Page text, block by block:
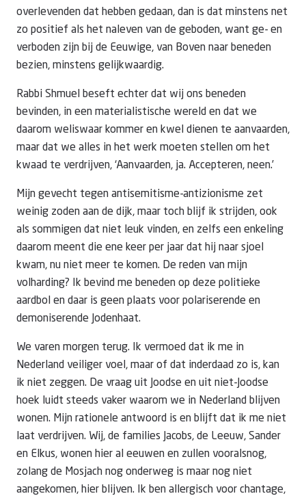
overlevenden dat hebben gedaan, dan is dat minstens net
zo positief als het naleven van de geboden, want ge- en
verboden zijn bij de Eeuwige, van Boven naar beneden
bezien, minstens gelijkwaardig.
Rabbi Shmuel beseft echter dat wij ons beneden
bevinden, in een materialistische wereld en dat we
daarom weliswaar kommer en kwel dienen te aanvaarden,
maar dat we alles in het werk moeten stellen om het
kwaad te verdrijven, ‘Aanvaarden, ja. Accepteren, neen.’
Mijn gevecht tegen antisemitisme-antizionisme zet
weinig zoden aan de dijk, maar toch blijf ik strijden, ook
als sommigen dat niet leuk vinden, en zelfs een enkeling
daarom meent die ene keer per jaar dat hij naar sjoel
kwam, nu niet meer te komen. De reden van mijn
volharding? Ik bevind me beneden op deze politieke
aardbol en daar is geen plaats voor polariserende en
demoniserende Jodenhaat.
We varen morgen terug. Ik vermoed dat ik me in
Nederland veiliger voel, maar of dat inderdaad zo is, kan
ik niet zeggen. De vraag uit Joodse en uit niet-Joodse
hoek luidt steeds vaker waarom we in Nederland blijven
wonen. Mijn rationele antwoord is en blijft dat ik me niet
laat verdrijven. Wij, de families Jacobs, de Leeuw, Sander
en Elkus, wonen hier al eeuwen en zullen vooralsnog,
zolang de Mosjach nog onderweg is maar nog niet
aangekomen, hier blijven. Ik ben allergisch voor chantage,